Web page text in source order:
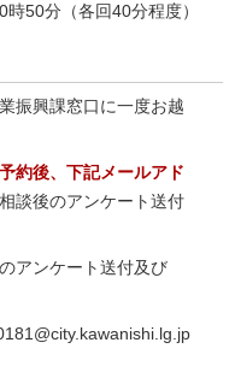
50分（各回40分程度）
振興課窓口に一度お越
約後、下記メールアド
相談後のアンケート送付
のアンケート送付及び